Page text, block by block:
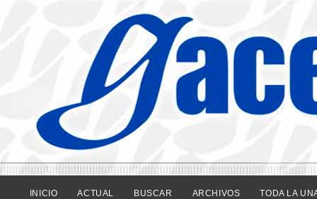
INICIO ACTUAL BUSCAR ARCHIVOS TODA LA